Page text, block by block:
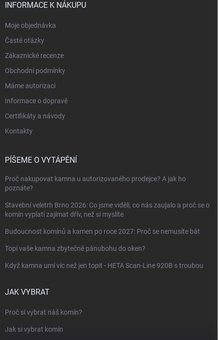
INFORMACE K NÁKUPU
Moje objednávka
Časté otázky
Zákaznické recenze
Obchodní podmínky
Máme autorizaci
Informace o dopravě
Certifikáty a návody
Kontakty
PÍŠEME O VYTÁPĚNÍ
Proč nakupovat kamna u autorizovaného prodejce? A jak ho
poznáte?
Stavební veletrh Brno 2026: Co jsme viděli, co nás zaujalo a proč se o
komín vyplatí zajímat dřív, než si myslíte
Budoucnost komínů a kamen po roce 2027: Proč se nemusíte bát
Topí vaše kamna zbytečně pánubohu do oken?
Když kamna umí víc než jen topit - HETA Scan-Line 920B s troubou
JAK VYBRAT
Proč si vybrat náš komín?
Jak si vybrat komín